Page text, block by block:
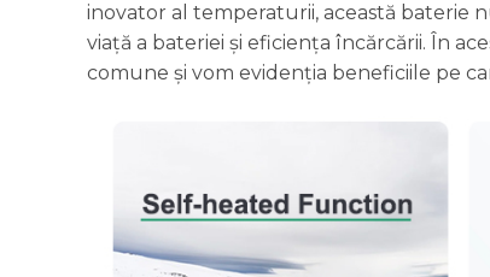
inovator al temperaturii, această baterie
viață a bateriei și eficiența încărcării. În
comune și vom evidenția beneficiile pe